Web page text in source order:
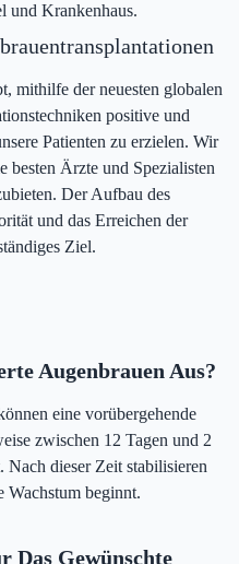
und Krankenhaus.
mithilfe der neuesten globalen
positive und
Patienten zu erzielen. Wir
besten Ärzte und Spezialisten
Der Aufbau des
und das Erreichen der
Ziel.
Augenbrauen Aus?
eine vorübergehende
zwischen 12 Tagen und 2
dieser Zeit stabilisieren
Wachstum beginnt.
Das Gewünschte